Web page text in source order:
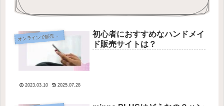
オ
ンラインで販売する
初心者におすすめなハンドメイ
ド販売サイトは？
2023.03.10 2025.07.28